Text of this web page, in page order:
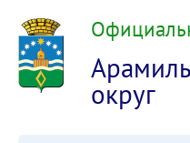
округ